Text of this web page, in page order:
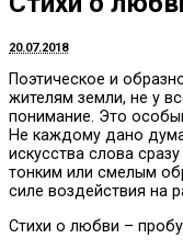
20.07.2018
Поэтическое и
жителям земли, не у
понимание. Это
Не каждому дано
искусства слова
тонким или смелым
силе воздействия на
Стихи о любви –